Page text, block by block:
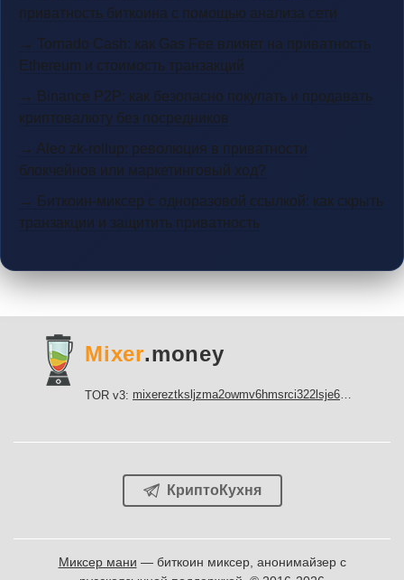
приватность биткоина с помощью анализа сети
→ Tornado Cash: как Gas Fee влияет на приватность
Ethereum и стоимость транзакций
→ Binance P2P: как безопасно покупать и продавать
криптовалюту без посредников
→ Aleo zk-rollup: революция в приватности
блокчейнов или маркетинговый ход?
→ Биткоин-миксер с одноразовой ссылкой: как скрыть
транзакции и защитить приватность
Mixer.money
TOR v3: mixereztksljzma2owmv6hmsrci322lsje6m3svicoddk3xbgvhd2fid.onion
КриптоКухня
Миксер мани — биткоин миксер, анонимайзер с